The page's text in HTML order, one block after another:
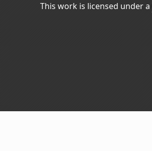
This work is licensed under a